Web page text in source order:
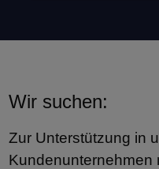
Wir suchen:
Zur Unterstützung in
Kundenunternehmen